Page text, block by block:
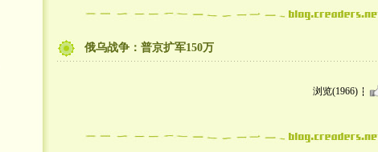
俄乌战争：普京扩军150万
浏览(1966)